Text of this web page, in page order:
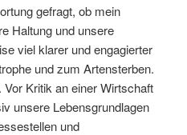
gefragt, ob mein
Haltung und unsere
viel klarer und engagierter
und zum Artensterben.
Kritik an einer Wirtschaft
unsere Lebensgrundlagen
und